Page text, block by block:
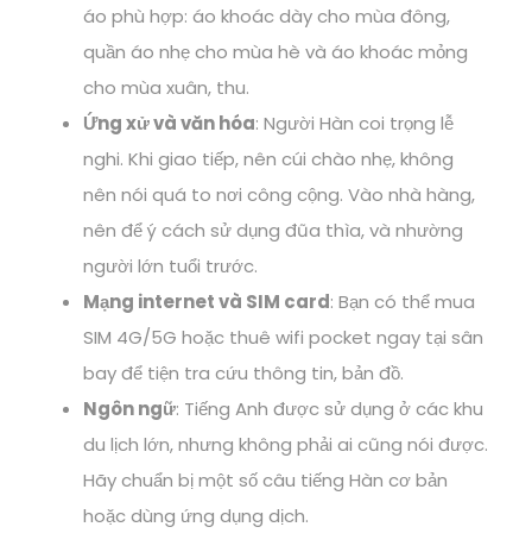
áo phù hợp: áo khoác dày cho mùa đông,
quần áo nhẹ cho mùa hè và áo khoác mỏng
cho mùa xuân, thu.
Ứng xử và văn hóa: Người Hàn coi trọng lễ
nghi. Khi giao tiếp, nên cúi chào nhẹ, không
nên nói quá to nơi công cộng. Vào nhà hàng,
nên để ý cách sử dụng đũa thìa, và nhường
người lớn tuổi trước.
Mạng internet và SIM card: Bạn có thể mua
SIM 4G/5G hoặc thuê wifi pocket ngay tại sân
bay để tiện tra cứu thông tin, bản đồ.
Ngôn ngữ: Tiếng Anh được sử dụng ở các khu
du lịch lớn, nhưng không phải ai cũng nói được.
Hãy chuẩn bị một số câu tiếng Hàn cơ bản
hoặc dùng ứng dụng dịch.